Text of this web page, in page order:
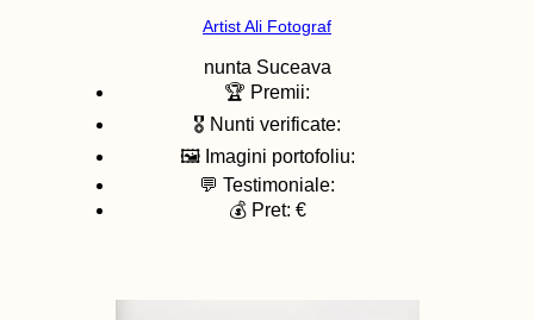
Artist Ali Fotograf
nunta Suceava
🏆 Premii:
🎖️ Nunti verificate:
🖼️ Imagini portofoliu:
💬 Testimoniale:
💰 Pret: €